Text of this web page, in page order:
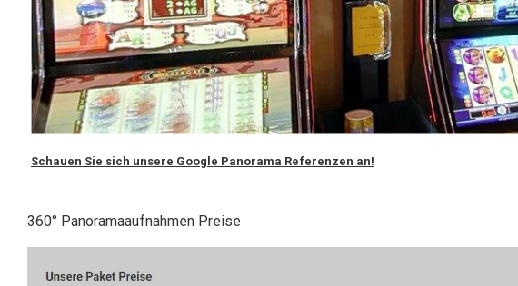
Schauen Sie sich unsere Google Panorama Referenzen an!
360° Panoramaaufnahmen Preise